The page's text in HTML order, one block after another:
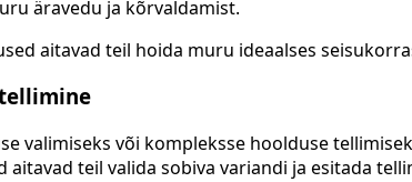
äravedu ja kõrvaldamist.
aitavad teil hoida muru ideaalses
valimiseks või kompleksse hoolduse
aitavad teil valida sobiva variandi ja esitada